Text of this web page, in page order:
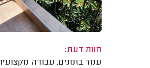
חוות דעת:
עמד בזמנים, עבודה